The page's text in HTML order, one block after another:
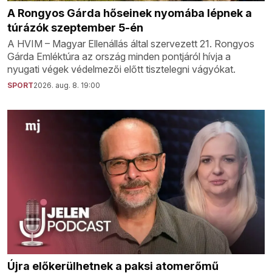
A Rongyos Gárda hőseinek nyomába lépnek a
túrázók szeptember 5-én
A HVIM – Magyar Ellenállás által szervezett 21. Rongyos
Gárda Emléktúra az ország minden pontjáról hívja a
nyugati végek védelmezői előtt tisztelegni vágyókat.
SPORT2026. aug. 8. 19:00
Újra előkerülhetnek a paksi atomerőmű